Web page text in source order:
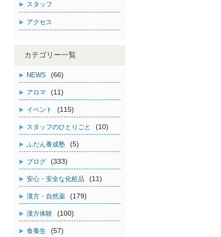
スタッフ
アクセス
カテゴリー一覧
NEWS (66)
アロマ (11)
イベント (115)
スタッフのひとりごと (10)
ふだん養成塾 (5)
ブログ (333)
安心・安全な化粧品 (11)
漢方・自然薬 (179)
漢方体験 (100)
食養生 (57)